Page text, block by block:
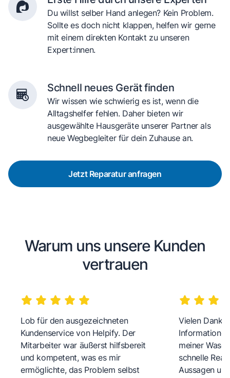
Du willst selber Hand anlegen? Kein Problem.
Sollte es doch nicht klappen, helfen wir gerne
mit einem direkten Kontakt zu unseren
Expert:innen.
Schnell neues Gerät finden
Wir wissen wie schwierig es ist, wenn die
Alltagshelfer fehlen. Daher bieten wir
ausgewählte Hausgeräte unserer Partner als
neue Wegbegleiter für dein Zuhause an.
Jetzt Reparatur anfragen
Warum uns unsere Kunden
vertrauen
Lob für den ausgezeichneten
Kundenservice von Helpify. Der
Mitarbeiter war äußerst hilfsbereit
und kompetent, was es mir
ermöglichte, das Problem selbst
Vielen Dank
meiner
schnelle
Aussagen